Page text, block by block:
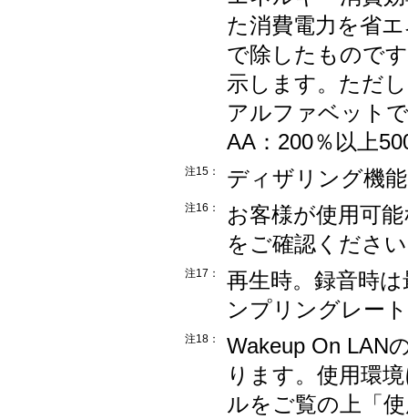
た消費電力を省
で除したもので
示します。ただ
アルファベット
AA：200％以上
注15： ディザリング機
注16：
お客様が使用可
をご確認くださ
注17：
再生時。録音時
ンプリングレー
注18：
Wakeup On LAN
ります。使用環
ルをご覧の上「